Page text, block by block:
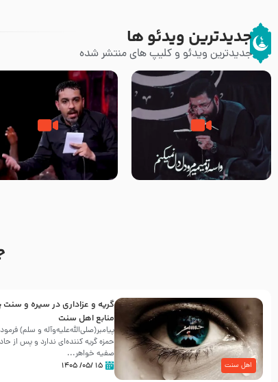
جدیدترین ویدئو ها
جدیدترین ویدئو و کلیپ های منتشر شده
مصداق کربلا – حاج حسین سیب
شور ، حسینا! به‌ حق زهرا
إِلَینا» – عزاداری شب هفتم
اهل سنت
گریه و عزاداری در سیره و سنت
منابع اهل سنت
پیامبر(صلی‌الله‌علیه‌وآله و سلم)
حمزه گریه کننده‌ای ندارد و پس از
صفیه خواهر...
۱۵ /۰۵/ ۱۴۰۵